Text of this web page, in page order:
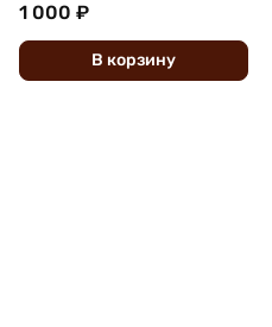
1 000 ₽
В корзину